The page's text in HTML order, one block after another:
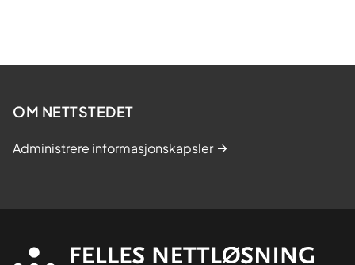
OM NETTSTEDET
Administrere informasjonskapsler